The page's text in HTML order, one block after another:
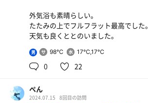
外気浴も素晴らしい。
たたみの上でフルフラット最高でした。
天気も良くととのいました。
男 98℃ 17℃,17℃
0 22
ぺん
2024.07.15 8回目の訪問